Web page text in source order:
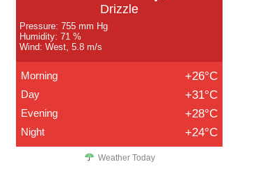
Drizzle
Pressure: 755 mm Hg
Humidity: 71 %
Wind: West, 5.8 m/s
Morning +26°C
Day +31°C
Evening +28°C
Night +24°C
Weather Today